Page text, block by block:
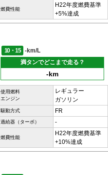
燃費性能
H22年度燃費基準
+5%達成
10・15
-km/L
満タンでどこまで走る？
-km
使用燃料
エンジン
レギュラー
ガソリン
駆動方式 FR
過給器（ターボ） -
燃費性能
H22年度燃費基準
+10%達成